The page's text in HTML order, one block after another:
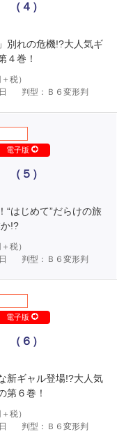
（４）
別れの危機!?大人気ギ
４巻！
税）
判型：Ｂ６変形判
電子版
（５）
“はじめて”だらけの旅
!?
税）
判型：Ｂ６変形判
電子版
（６）
新ギャル登場!?大人気
第６巻！
税）
判型：Ｂ６変形判